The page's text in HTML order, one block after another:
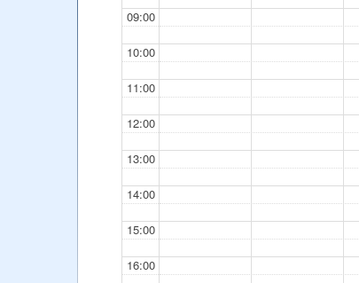
09:00
10:00
11:00
12:00
13:00
14:00
15:00
16:00